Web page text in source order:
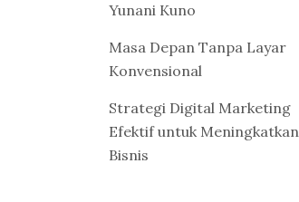
Yunani Kuno
Masa Depan Tanpa Layar
Konvensional
Strategi Digital Marketing
Efektif untuk Meningkatkan
Bisnis